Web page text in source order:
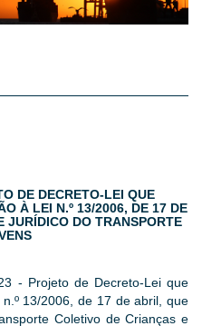
DE DECRETO-LEI QUE
À LEI N.º 13/2006, DE 17 DE
JURÍDICO DO TRANSPORTE
- Projeto de Decreto-Lei que
13/2006, de 17 de abril, que
Coletivo de Crianças e